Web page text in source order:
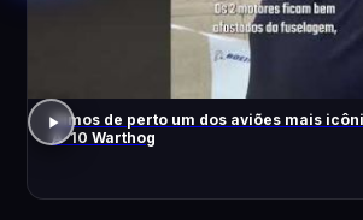
Vimos de perto um dos aviões mais
A-10 Warthog